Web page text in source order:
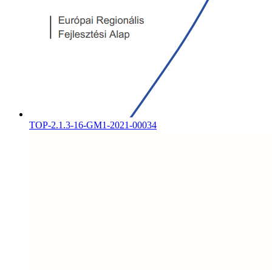
TOP-2.1.3-16-GM1-2021-00034